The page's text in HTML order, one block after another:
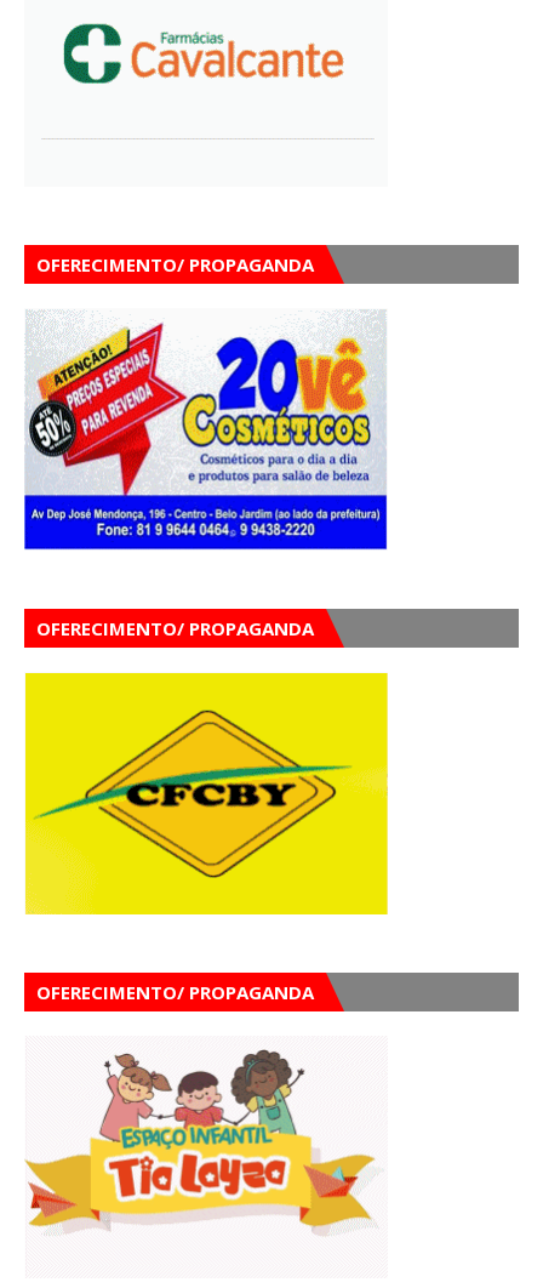
OFERECIMENTO/ PROPAGANDA
OFERECIMENTO/ PROPAGANDA
OFERECIMENTO/ PROPAGANDA